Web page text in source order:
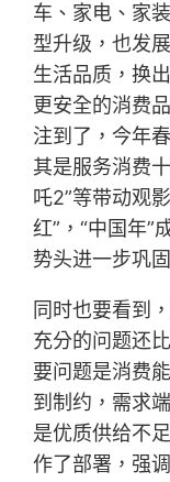
车、家电、家
型升级，也发
生活品质，换
更安全的消费
注到了，今年
其是服务消费
吒2”等带动观
红”，“中国年”
势头进一步巩固
同时也要看到
充分的问题还
要问题是消费
到制约，需求
是优质供给不
作了部署，强